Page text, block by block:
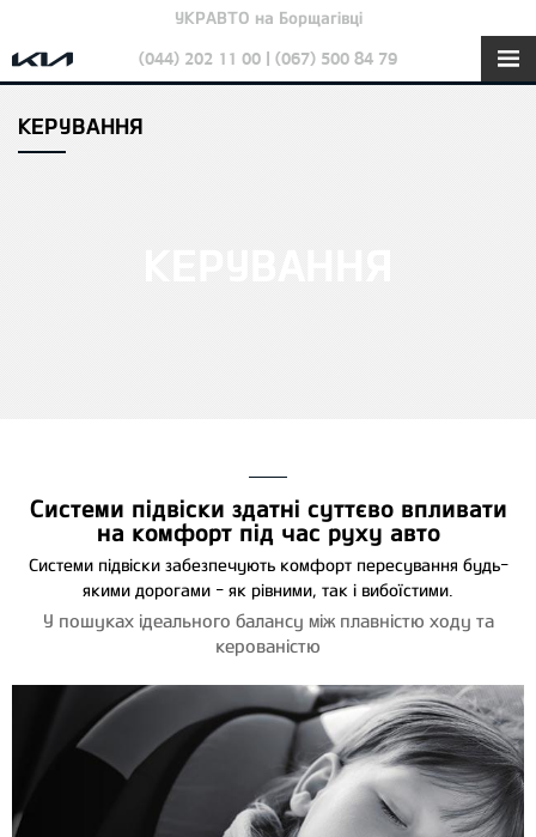
УКРАВТО на Борщагівці
(044) 202 11 00 | (067) 500 84 79
КЕРУВАННЯ
Системи підвіски здатні суттєво впливати
на комфорт під час руху авто
Системи підвіски забезпечують комфорт пересування будь-
якими дорогами - як рівними, так і вибоїстими.
У пошуках ідеального балансу між плавністю ходу та
керованістю